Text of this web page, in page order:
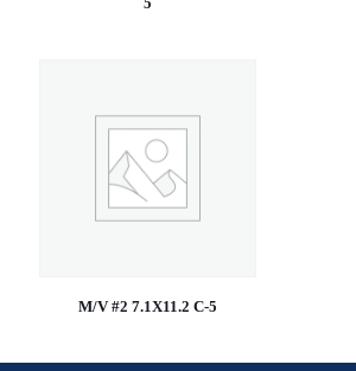
M/V #2 7.1X11.2 C-5